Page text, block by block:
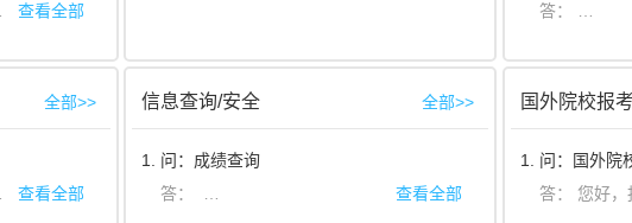
查看全部 同学
全部>>
查看全部
信息查询/安全 全部>>
1. 问：成绩查询
答：
同学您好，您可以通过查看相关院校的招生简章或院校
查看全部
国外院校报
1. 问：国外院
答： 您好，报名流程如下：艺术升APP